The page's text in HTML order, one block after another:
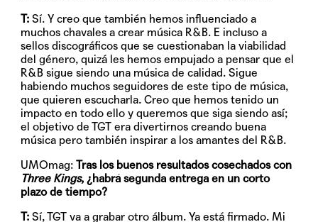
T: Sí. Y creo que también hemos influenciado a
muchos chavales a crear música R&B. E incluso a
sellos discográficos que se cuestionaban la viabilidad
del género, quizá les hemos empujado a pensar que el
R&B sigue siendo una música de calidad. Sigue
habiendo muchos seguidores de este tipo de música,
que quieren escucharla. Creo que hemos tenido un
impacto en todo ello y queremos que siga siendo así;
el objetivo de TGT era divertirnos creando buena
música pero también inspirar a los amantes del R&B.
UMOmag:Tras los buenos resultados cosechados con
Three Kings, ¿habrá segunda entrega en un corto
plazo de tiempo?
T: Sí, TGT va a grabar otro álbum. Ya está firmado. Mi